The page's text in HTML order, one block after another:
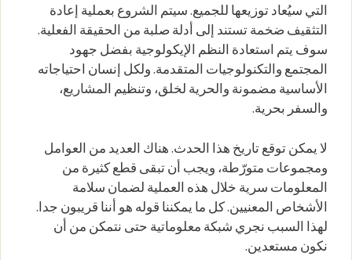
التي سيُعاد توزيعها للجميع. سيتم الشروع بعملية إعادة
التثقيف ضخمة تستند إلى أدلة صلبة من الحقيقة الفعلية.
سوف يتم استعادة النظم الإيكولوجية بفضل جهود
المجتمع والتكنولوجيات المتقدمة. ولكل إنسان احتياجاته
الأساسية مضمونة والحرية لخلق، وتنظيم المشاريع،
والسفر بحرية.
لا يمكن توقع تاريخ هذا الحدث. هناك العديد من العوامل
ومجموعات متورّطة، ويجب أن تبقى قطع كثيرة من
المعلومات سرية خلال هذه العملية لضمان سلامة
الأشخاص المعنيين. كل ما يمكننا قوله هو أننا قريبون جدا.
لهذا السبب نجري شبكة معلوماتية حتى نتمكن من أن
نكون مستعدين.